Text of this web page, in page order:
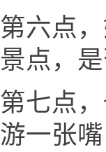
第六点
景点，是
第七点
游一张